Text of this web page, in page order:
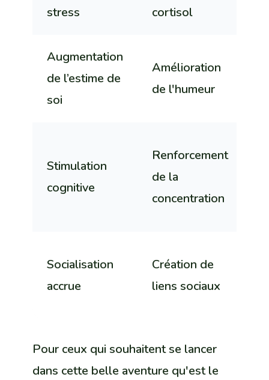
stress
cortisol
Augmentation
de l’estime de
soi
Amélioration
de l'humeur
Stimulation
cognitive
Renforcement
de la
concentration
Socialisation
accrue
Création de
liens sociaux
Pour ceux qui souhaitent se lancer
dans cette belle aventure qu'est le